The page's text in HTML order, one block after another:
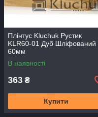
Плінтус Kluchuk Рустик
KLR60-01 Дуб Шліфований
60мм
В наявності
363 ₴
Купити